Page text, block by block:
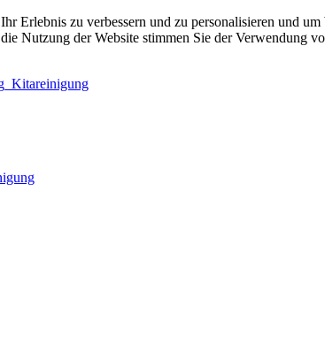
Erlebnis zu verbessern und zu personalisieren und
Nutzung der Website stimmen Sie der Verwendung